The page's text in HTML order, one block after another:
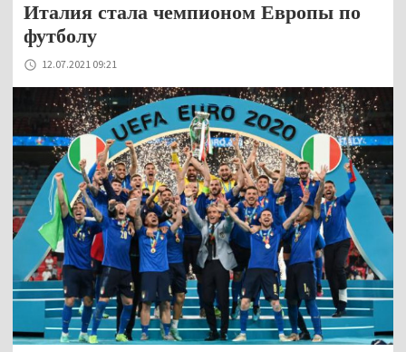
Италия стала чемпионом Европы по
футболу
12.07.2021 09:21